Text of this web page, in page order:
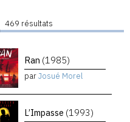
469 résultats
Ran (1985)
parJosué Morel
L’Impasse (1993)